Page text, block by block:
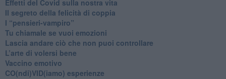
Effetti del Covid sulla nostra vita
Il segreto della felicità di coppia
​I “pensieri-vampiro”
​Tu chiamale se vuoi emozioni
​Lascia andare ciò che non puoi controllare
L’arte di volersi bene
​Vaccino emotivo
CO(ndi)VID(iamo) esperienze